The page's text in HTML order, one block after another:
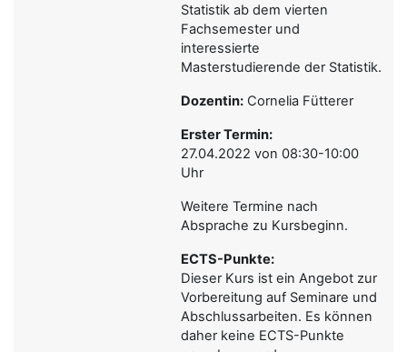
Statistik ab dem vierten
Fachsemester und
interessierte
Masterstudierende der Statistik.
Dozentin:Cornelia Fütterer
Erster Termin:
27.04.2022 von 08:30-10:00
Uhr
Weitere Termine nach
Absprache zu Kursbeginn.
ECTS-Punkte:
Dieser Kurs ist ein Angebot zur
Vorbereitung auf Seminare und
Abschlussarbeiten. Es können
daher keine ECTS-Punkte